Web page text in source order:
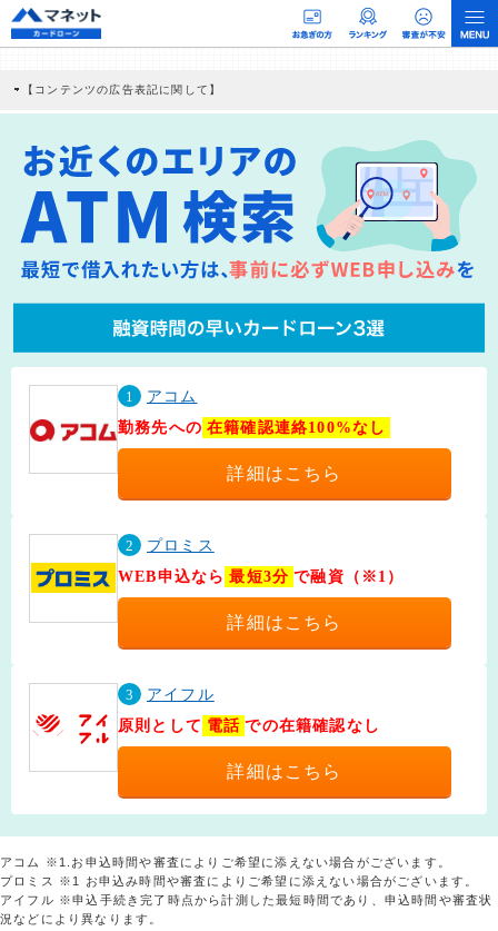
【コンテンツの広告表記に関して】
社に対して企業から紹介報酬が支払われるという収益モデルです。 ただし、特定の
商品を根拠なくPRするものではなく、当編集部の調査／ユーザーへの口コミ収集な
どに基づき、公平性を担保した情報提供を行っています。
>提携企業一覧
1
アコム
勤務先への 在籍確認連絡100%なし
詳細はこちら
2
プロミス
WEB申込なら 最短3分 で融資（※1）
詳細はこちら
3
アイフル
原則として 電話 での在籍確認なし
詳細はこちら
アコム ※1.お申込時間や審査によりご希望に添えない場合がございます。
プロミス ※1 お申込み時間や審査によりご希望に添えない場合がございます。
アイフル ※申込手続き完了時点から計測した最短時間であり、申込時間や審査状
況などにより異なります。